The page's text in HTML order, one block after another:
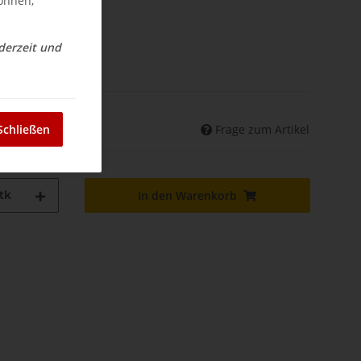
abweichend) Frage zum Artikel
In den Warenkorb
und